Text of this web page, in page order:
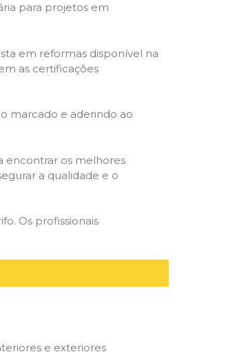
para projetos em
em reformas disponível na
as certificações
marcado e aderindo ao
encontrar os melhores
a qualidade e o
Os profissionais
e exteriores